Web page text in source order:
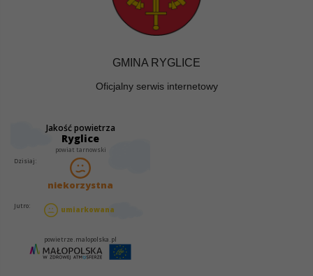
GMINA RYGLICE
Oficjalny serwis internetowy